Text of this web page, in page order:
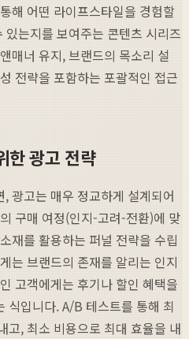
해 어떤 라이프스타일을 경험할
는지를 보여주는 콘텐츠 시리즈
매너 유지, 브랜드의 목소리 설
전략을 포함하는 포괄적인 접근
한 광고 전략
광고는 매우 정교하게 설계되어
구매 여정(인지-고려-전환)에 맞
재를 활용하는 퍼널 전략을 수립
는 브랜드의 존재를 알리는 인지
고객에게는 후기나 할인 혜택을
식입니다. A/B 테스트를 통해 최
고, 최소 비용으로 최대 효율을 내